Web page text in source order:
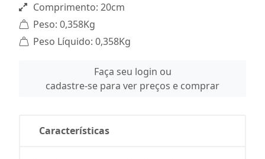
Comprimento: 20cm
Peso: 0,358Kg
Peso Líquido: 0,358Kg
Faça seu login ou
cadastre-se para ver preços e comprar
Características